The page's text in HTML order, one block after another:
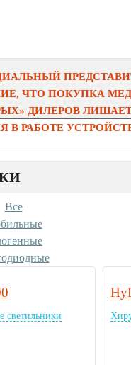
ЧТО ПОКУПКА
ДИЛЕРОВ
РАБОТЕ
Все
светильники